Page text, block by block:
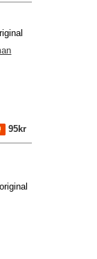
95kr